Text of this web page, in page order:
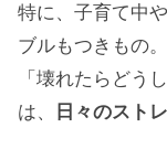
特に、子育て中
ブルもつきもの。
「壊れたらどう
は、
日々のスト